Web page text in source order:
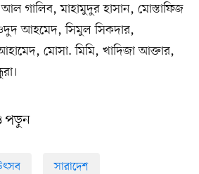
গালিব, মাহামুদুর হাসান, মোস্তাফিজ
আহমেদ, সিমুল সিকদার,
মোসা. মিমি, খাদিজা আক্তার,
পড়ুন
সারাদেশ